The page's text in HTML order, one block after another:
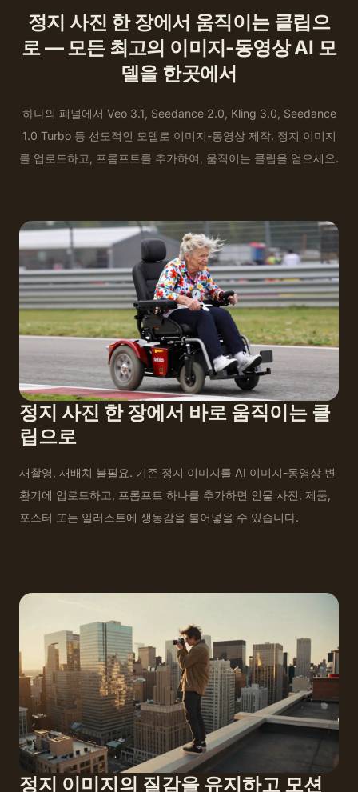
정지 사진 한 장에서 움직이는 클립으
로 — 모든 최고의 이미지-동영상 AI 모
델을 한곳에서
하나의 패널에서 Veo 3.1, Seedance 2.0, Kling 3.0, Seedance
1.0 Turbo 등 선도적인 모델로 이미지-동영상 제작. 정지 이미지
를 업로드하고, 프롬프트를 추가하여, 움직이는 클립을 얻으세요.
정지 사진 한 장에서 바로 움직이는 클
립으로
재촬영, 재배치 불필요. 기존 정지 이미지를 AI 이미지-동영상 변
환기에 업로드하고, 프롬프트 하나를 추가하면 인물 사진, 제품,
포스터 또는 일러스트에 생동감을 불어넣을 수 있습니다.
정지 이미지의 질감을 유지하고 모션